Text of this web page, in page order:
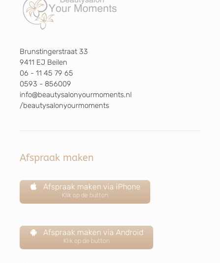
Brunstingerstraat 33
9411 EJ Beilen
06 - 11 45 79 65
0593 - 856009
info@beautysalonyourmoments.nl
/beautysalonyourmoments
Afspraak maken
Afspraak maken via iPhone
Klik op de button
Afspraak maken via Android
Klik op de button